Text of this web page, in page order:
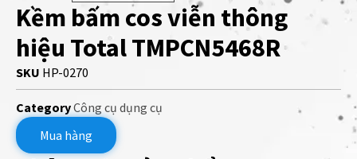
Kềm bấm cos viễn thông
hiệu Total TMPCN5468R
SKU HP-0270
CategoryCông cụ dụng cụ
Mua hàng